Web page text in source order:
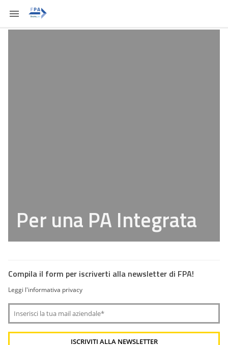
Per una PA Integrata
Compila il form per iscriverti alla newsletter di FPA!
Leggi l'informativa privacy